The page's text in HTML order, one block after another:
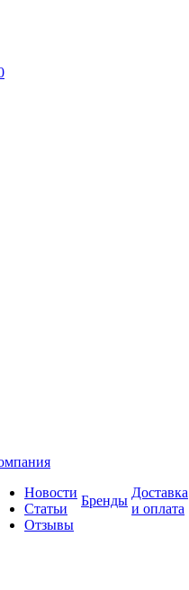
Новости
Статьи
Отзывы
Бренды
Доставка
и оплата